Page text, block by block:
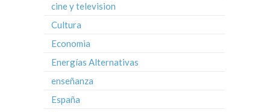
cine y television
Cultura
Economia
Energías Alternativas
enseñanza
España